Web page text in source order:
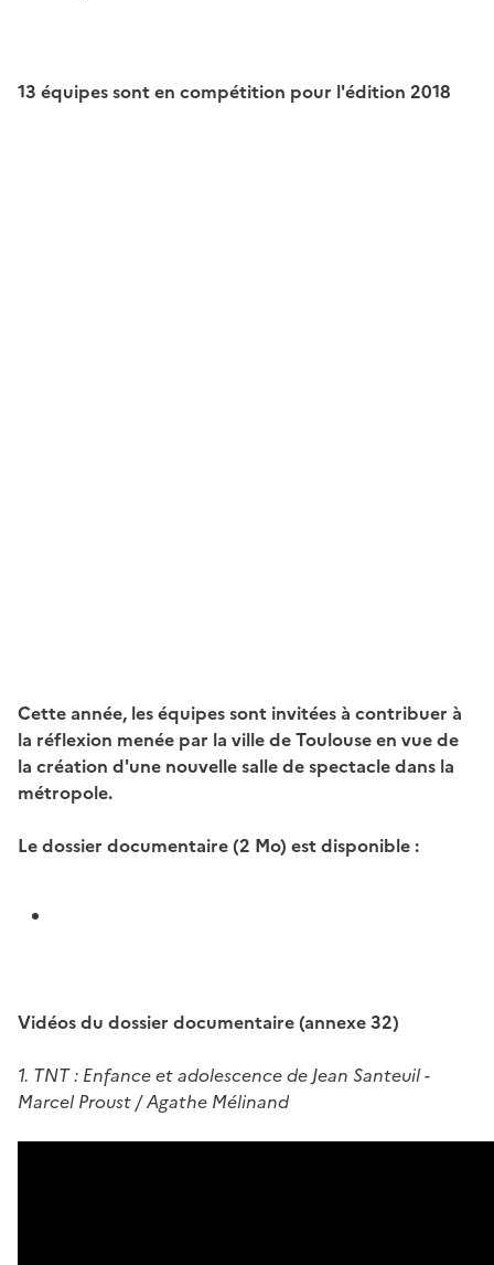
13 équipes sont en compétition pour l'édition 2018
Cette année, les équipes sont invitées à contribuer à
la réflexion menée par la ville de Toulouse en vue de
la création d'une nouvelle salle de spectacle dans la
métropole.
Le dossier documentaire (2 Mo) est disponible :
Vidéos du dossier documentaire (annexe 32)
1. TNT : Enfance et adolescence de Jean Santeuil -
Marcel Proust / Agathe Mélinand